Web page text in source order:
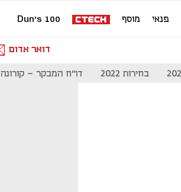
פנאי מוסף Dun's 100
דואר אדום
בחירות 2022 דו"ח המבקר - קורונה